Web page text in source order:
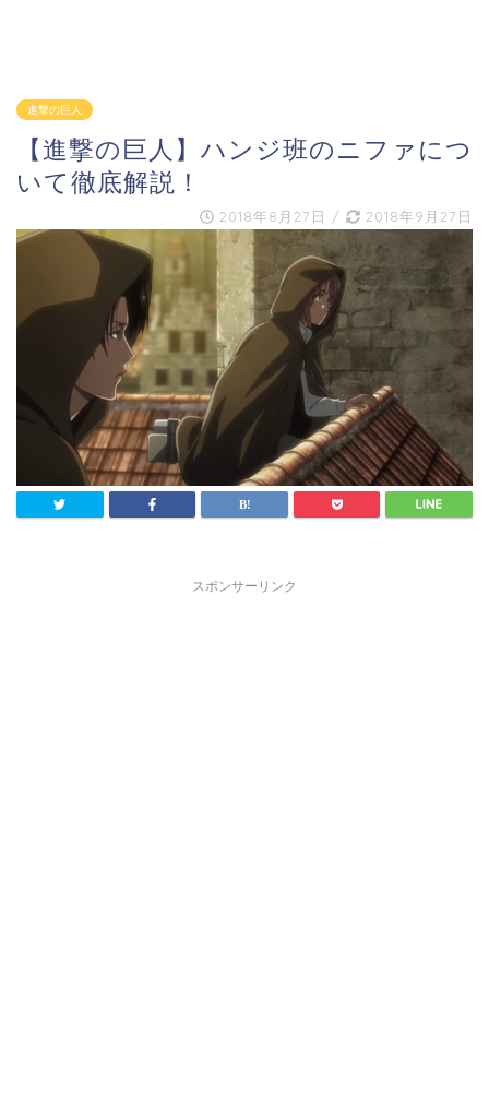
進撃の巨人
【進撃の巨人】ハンジ班のニファにつ
いて徹底解説！
2018年8月27日 / 2018年9月27日
スポンサーリンク